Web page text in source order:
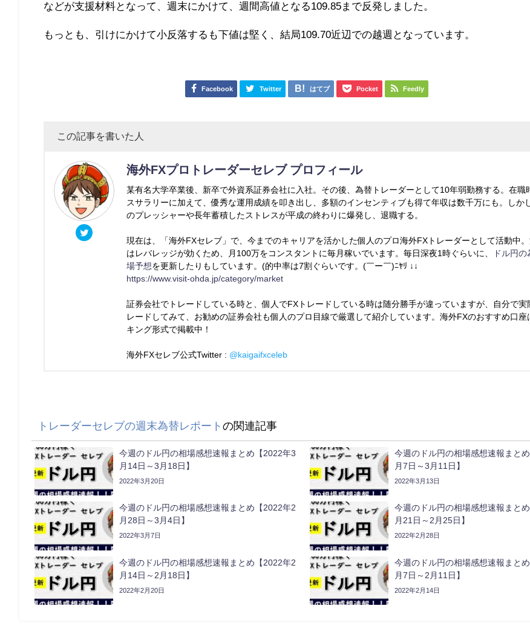
などが支援材料となって、週末にかけて、週間高値となる109.85まで反発しました。
もっとも、引けにかけて小反落するも下値は堅く、結局109.70近辺での越週となっています。
Facebook Twitter はてブ Pocket Feedly
この記事を書いた人
海外FXプロトレーダーセレブ プロフィール
某有名大学卒業後、新卒で外資系証券会社に入社。その後、為替トレーダーとして10年弱勤務する。在職
スサラリーに加えて、優秀な運用成績を叩き出し、多額のインセンティブも得て年収は数千万にも。しか
のプレッシャーや長年蓄積したストレスが平成の終わりに爆発し、退職する。
現在は、「海外FXセレブ」で、今までのキャリアを活かした個人のプロ海外FXトレーダーとして活動中
はレバレッジが効くため、月100万をコンスタントに毎月稼いでいます。毎日深夜1時ぐらいに、
ドル円の
場予想を更新したりもしています。(的中率は7割ぐらいです。(￣ー￣)ﾆﾔﾘ ↓↓
https://www.visit-ohda.jp/category/market
証券会社でトレードしている時と、個人でFXトレードしている時は随分勝手が違っていますが、自分で実
レードしてみて、お勧めの証券会社も個人のプロ目線で厳選して紹介しています。海外FXのおすすめ口座
キング形式で掲載中！
海外FXセレブ公式Twitter : @kaigaifxceleb
トレーダーセレブの週末為替レポート の関連記事
今週のドル円の相場感想速報まとめ【2022年3
月14日～3月18日】
2022年3月20日
今週のドル円の相場感想速報まと
月7日～3月11日】
2022年3月13日
今週のドル円の相場感想速報まとめ【2022年2
月28日～3月4日】
2022年3月7日
今週のドル円の相場感想速報まと
月21日～2月25日】
2022年2月28日
今週のドル円の相場感想速報まとめ【2022年2
月14日～2月18日】
2022年2月20日
今週のドル円の相場感想速報まと
月7日～2月11日】
2022年2月14日